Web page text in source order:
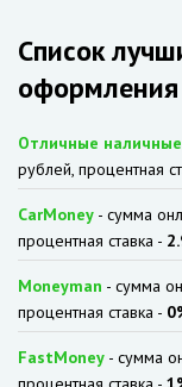
Список
Отличные наличные
рублей, процентная
CarMoney - сумма
процентная ставка -
Moneyman - сумма
процентная ставка -
FastMoney - сумма